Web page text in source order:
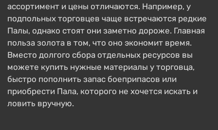
ассортимент и цены отличаются. Например, у
подпольных торговцев чаще встречаются редкие
Палы, однако стоят они заметно дороже. Главная
польза золота в том, что оно экономит время.
Вместо долгого сбора отдельных ресурсов вы
можете купить нужные материалы у торговца,
быстро пополнить запас боеприпасов или
приобрести Пала, которого не хочется искать и
ловить вручную.